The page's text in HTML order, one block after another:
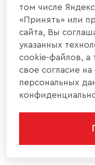
том числе
«Принять» или
сайта, Вы
указанных
cookie-файлов, а
свое согласие
персональных